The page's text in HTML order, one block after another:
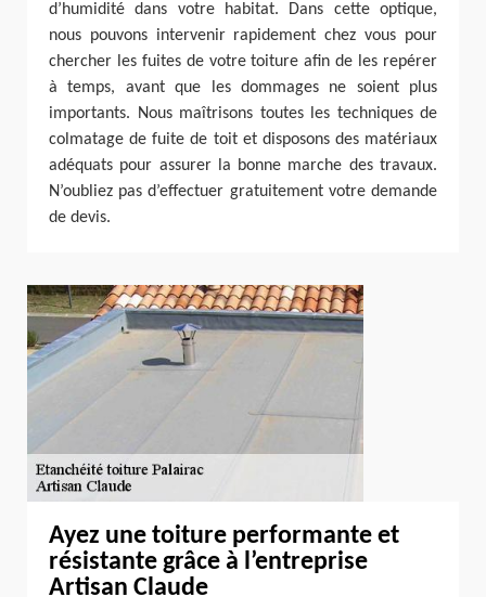
d’humidité dans votre habitat. Dans cette optique,
nous pouvons intervenir rapidement chez vous pour
chercher les fuites de votre toiture afin de les repérer
à temps, avant que les dommages ne soient plus
importants. Nous maîtrisons toutes les techniques de
colmatage de fuite de toit et disposons des matériaux
adéquats pour assurer la bonne marche des travaux.
N’oubliez pas d’effectuer gratuitement votre demande
de devis.
Ayez une toiture performante et
résistante grâce à l’entreprise
Artisan Claude